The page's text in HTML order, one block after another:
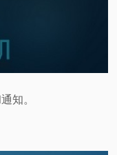
知。